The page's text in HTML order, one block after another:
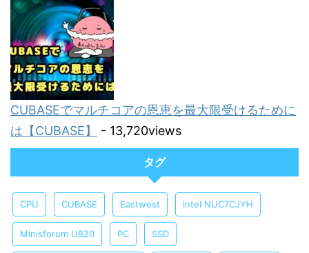
CUBASEでマルチコアの恩恵を最大限受けるために
は【CUBASE】
- 13,720views
タグ
CPU CUBASE Eastwest intel NUC7CJYH
Minisforum U820 PC SSD